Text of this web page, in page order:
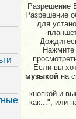
Разрешение
Разрешение
для
Нажмите
Если вы
музыкой на
кнопкой и
как...", или